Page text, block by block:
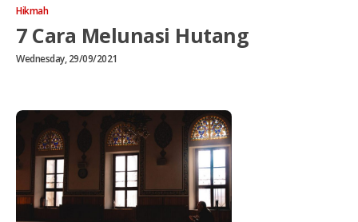
Hikmah
7 Cara Melunasi Hutang
Wednesday, 29/09/2021